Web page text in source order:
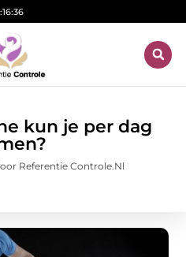
kun je per dag
Referentie Controle.nl